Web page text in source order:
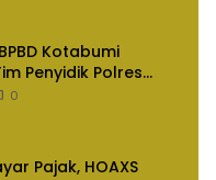
Kotabumi
Penyidik Polres
0
Pajak, HOAXS